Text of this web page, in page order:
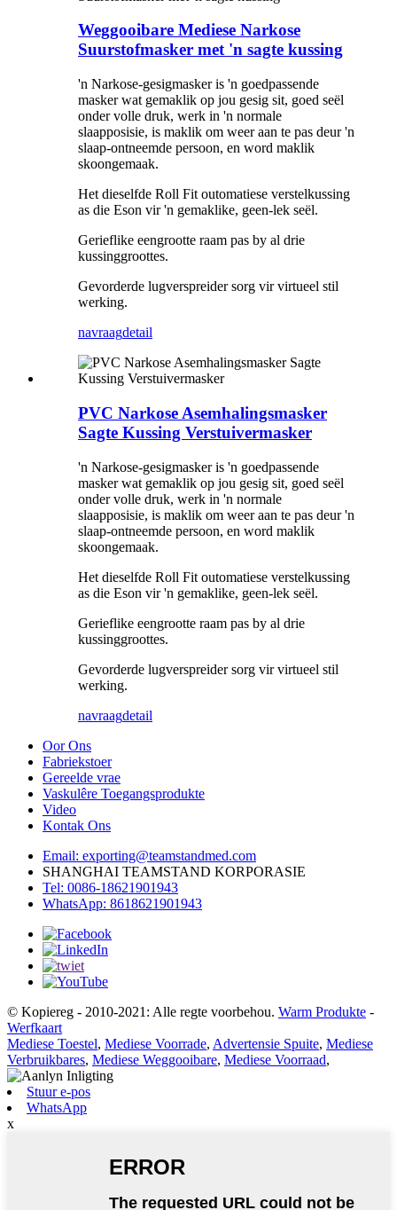
Weggooibare Mediese Narkose
Suurstofmasker met 'n sagte kussing
'n Narkose-gesigmasker is 'n goedpassende
masker wat gemaklik op jou gesig sit, goed seël
onder volle druk, werk in 'n normale
slaapposisie, is maklik om weer aan te pas deur 'n
slaap-ontneemde persoon, en word maklik
skoongemaak.
Het dieselfde Roll Fit outomatiese verstelkussing
as die Eson vir 'n gemaklike, geen-lek seël.
Gerieflike eengrootte raam pas by al drie
kussinggroottes.
Gevorderde lugverspreider sorg vir virtueel stil
werking.
navraagdetail
PVC Narkose Asemhalingsmasker
Sagte Kussing Verstuivermasker
'n Narkose-gesigmasker is 'n goedpassende
masker wat gemaklik op jou gesig sit, goed seël
onder volle druk, werk in 'n normale
slaapposisie, is maklik om weer aan te pas deur 'n
slaap-ontneemde persoon, en word maklik
skoongemaak.
Het dieselfde Roll Fit outomatiese verstelkussing
as die Eson vir 'n gemaklike, geen-lek seël.
Gerieflike eengrootte raam pas by al drie
kussinggroottes.
Gevorderde lugverspreider sorg vir virtueel stil
werking.
navraagdetail
Oor Ons
Fabriekstoer
Gereelde vrae
Vaskulêre Toegangsprodukte
Video
Kontak Ons
Email: exporting@teamstandmed.com
SHANGHAI TEAMSTAND KORPORASIE
Tel: 0086-18621901943
WhatsApp: 8618621901943
© Kopiereg - 2010-2021: Alle regte voorbehou. Warm Produkte -
Werfkaart
Mediese Toestel, Mediese Voorrade, Advertensie Spuite, Mediese
Verbruikbares, Mediese Weggooibare, Mediese Voorraad,
Stuur e-pos
WhatsApp
x